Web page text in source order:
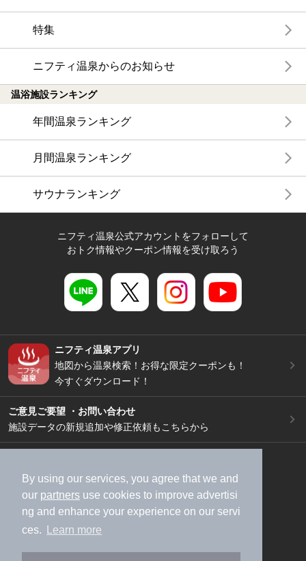
By using our services, you agree that we and
our partners use cookies to improve advertisi
ng and enhance your experience on our servi
ces.
Learn more
特集
ニフティ温泉からのお知らせ
温浴施設ランキング
年間温泉ランキング
月間温泉ランキング
サウナランキング
ニフティ温泉公式アカウントをフォローして
おトク情報やクーポン情報を受け取ろう
ニフティ温泉アプリ
地図から温泉検索！お得な限定クーポンも！
今すぐダウンロード！
ご意見ご要望 ・お問い合わせ
施設データの新規追加や修正依頼もこちらから
加盟店募集（資料請求）
広告出稿のご案内
利用規約
ライフスタイルMEMBERS+規約
特定商取引法に基づく表記
ヘルプ
採用情報
運営会社